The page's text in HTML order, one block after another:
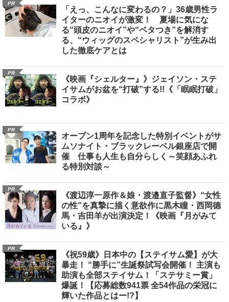
PR
「えっ、こんなに変わるの？」36歳男性ラ
イターのニオイが激変！ 夏場に気にな
る“頭皮のニオイ”や“ベタつき”を解消す
る、“ウィッグのスペシャリスト”が生み出
した徹底ケアとは
PR
《映画『シェルター』》ジェイソン・ステ
イサムがお盆を“打破”する!!《「眠眠打破」
コラボ》
PR
オープン1周年を記念した特別イベントがサ
ムソナイト・ブラックレーベル銀座店で開
催 仕事も人生も自分らしく～笑顔あふれ
る特別対談～
PR
《渡辺淳一原作＆娘・渡邉直子監督》“女性
の性”を真摯に描く意欲作に黒木瞳・西岡德
馬・吉田羊が出演決定！《映画『月がみて
いる』》
PR
《祝59歳》日本中の【ステイサム愛】が大
暴走！ “勝手に”生誕祭試写会開催！ 主演も
助演も全部ステイサム！「ステサミー賞」
爆誕！【応募総数941票 全54作品の栄冠に
輝いた作品とはー!?】